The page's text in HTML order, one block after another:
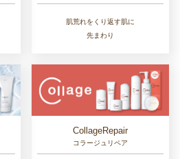
肌荒れをくり返す肌に
先まわり
CollageRepair
コラージュリペア